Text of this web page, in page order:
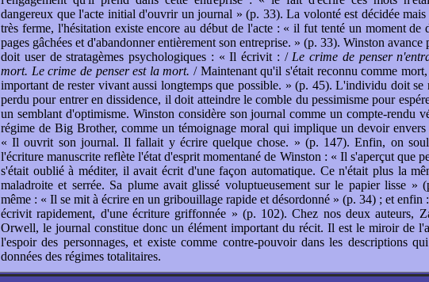
dangereux que l'acte initial d'ouvrir un journal » (p. 33). La volonté est décidée mais
très ferme, l'hésitation existe encore au début de l'acte : « il fut tenté un moment de
pages gâchées et d'abandonner entièrement son entreprise. » (p. 33). Winston avance
doit user de stratagèmes psychologiques : « Il écrivit : / Le crime de penser
mort. Le crime de penser est la mort. / Maintenant qu'il s'était reconnu comme
important de rester vivant aussi longtemps que possible. » (p. 45). L'individu doit se
perdu pour entrer en dissidence, il doit atteindre le comble du pessimisme pour
un semblant d'optimisme. Winston considère son journal comme un compte-rendu
régime de Big Brother, comme un témoignage moral qui implique un devoir envers
« Il ouvrit son journal. Il fallait y écrire quelque chose. » (p. 147). Enfin, on
l'écriture manuscrite reflète l'état d'esprit momentané de Winston : « Il s'aperçut que
s'était oublié à méditer, il avait écrit d'une façon automatique. Ce n'était plus la
maladroite et serrée. Sa plume avait glissé voluptueusement sur le papier lisse »
même : « Il se mit à écrire en un gribouillage rapide et désordonné » (p. 34) ; et enfin
écrivit rapidement, d'une écriture griffonnée » (p. 102). Chez nos deux auteurs,
Orwell, le journal constitue donc un élément important du récit. Il est le miroir de
l'espoir des personnages, et existe comme contre-pouvoir dans les descriptions
données des régimes totalitaires.